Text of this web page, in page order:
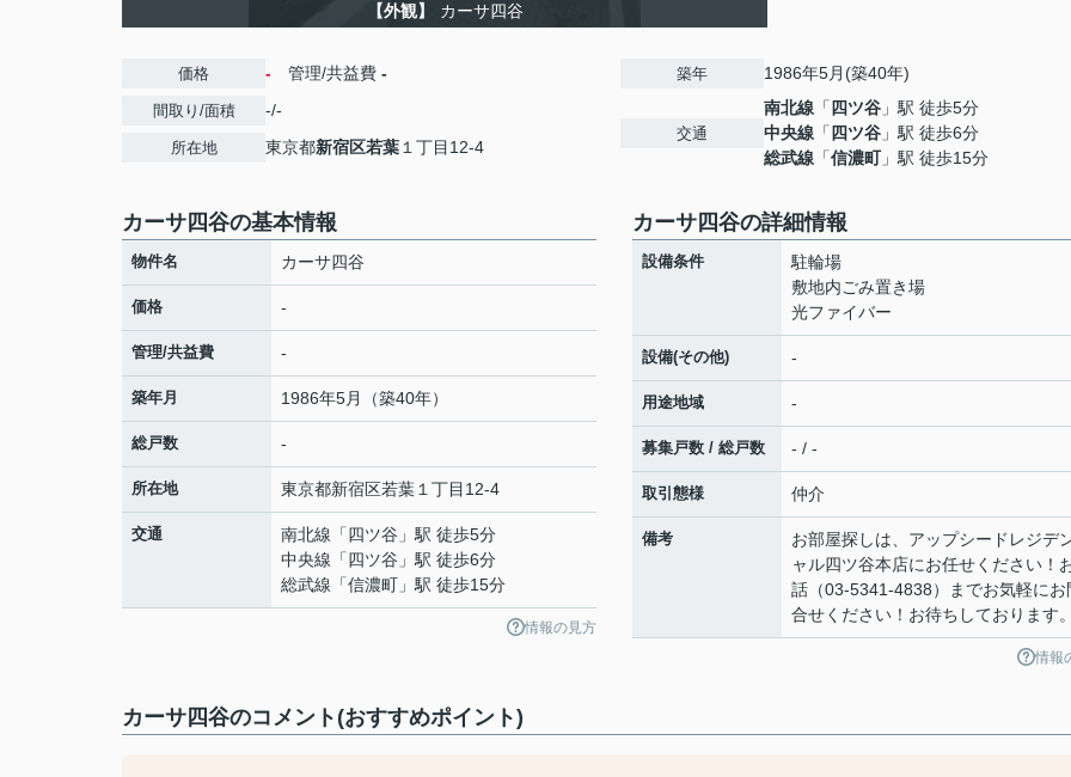
【外観】 カーサ四谷
価格 - 管理/共益費 -
間取り/面積 -/-
所在地 東京都新宿区若葉 １丁目12-4
築年 1986年5月(築40年)
交通
南北線 「 四ツ谷 」駅 徒歩5分
中央線 「 四ツ谷 」駅 徒歩6分
総武線 「信濃町」駅 徒歩15分
カーサ四谷の基本情報
物件名 カーサ四谷
価格 -
管理/共益費 -
築年月 1986年5月（築40年）
総戸数 -
所在地 東京都新宿区若葉 １丁目12-4
交通 南北線 「四ツ谷 」駅 徒歩5分
中央線 「四ツ谷 」駅 徒歩6分
総武線 「信濃町 」駅 徒歩15分
情報の見方
カーサ四谷の詳細情報
設備条件
駐輪場
敷地内ごみ置き場
光ファイバー
設備(その他) -
用途地域 -
募集戸数 / 総戸数 - / -
取引態様 仲介
備考
お部屋探しは、アップシードレジデ
ャル四ツ谷本店にお任せください！
話（03-5341-4838）までお気軽にお
合せください！お待ちしております。
情報
カーサ四谷のコメント(おすすめポイント)